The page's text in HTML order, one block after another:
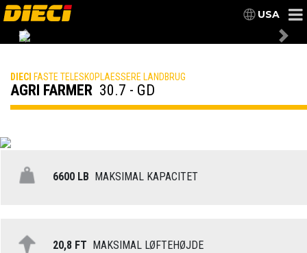
USA
Previous
DIECI FASTE TELESKOPLAESSERE LANDBRUG
AGRI FARMER 30.7 - GD
6600 LB MAKSIMAL KAPACITET
20,8 FT MAKSIMAL LØFTEHØJDE